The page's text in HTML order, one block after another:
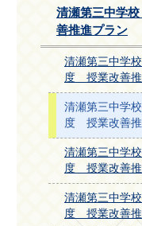
清瀬第三中学
善推進プラン
清瀬第三中学
度 授業改善推
清瀬第三中学
度 授業改善推
清瀬第三中学
度 授業改善推
清瀬第三中学
度 授業改善推